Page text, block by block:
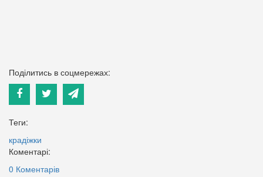
Поділитись в соцмережах:
Теги:
крадіжки
Коментарі:
0 Коментарів